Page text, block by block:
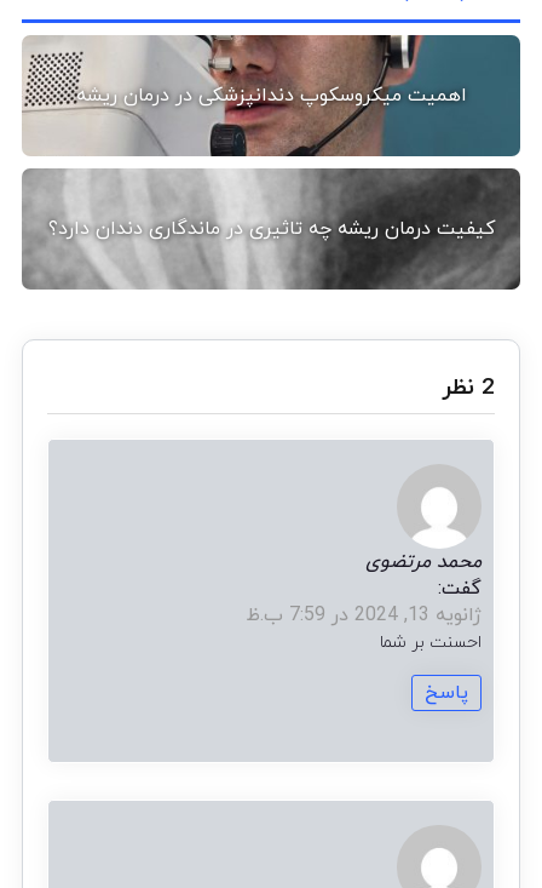
اهمیت میکروسکوپ دندانپزشکی در درمان ریشه
کیفیت درمان ریشه چه تاثیری در ماندگاری دندان دارد؟
‫2 نظر
محمد مرتضوی
گفت:
ژانویه 13, 2024 در 7:59 ب.ظ
احسنت بر شما
پاسخ